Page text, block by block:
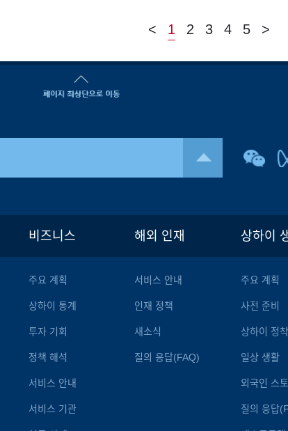
< 1 2 3 4 5 >
비즈니스
주요 계획
상하이 통계
투자 기회
정책 해석
서비스 안내
서비스 기관
해외 인재
서비스 안내
인재 정책
새소식
질의 응답(FAQ)
상하이
주요 계획
사전 준비
상하이 정착
일상 생활
외국인 스
질의 응답